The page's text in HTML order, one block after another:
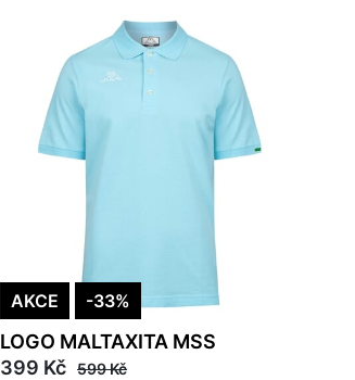
AKCE -33%
LOGO MALTAXITA MSS
399 Kč 599 Kč